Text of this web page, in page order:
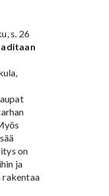
s. 26
on
ja
rakentaa